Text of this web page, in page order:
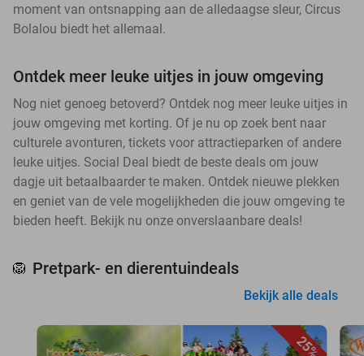
moment van ontsnapping aan de alledaagse sleur, Circus
Bolalou biedt het allemaal.
Ontdek meer leuke uitjes in jouw omgeving
Nog niet genoeg betoverd? Ontdek nog meer leuke uitjes in
jouw omgeving met korting. Of je nu op zoek bent naar
culturele avonturen, tickets voor attractieparken of andere
leuke uitjes. Social Deal biedt de beste deals om jouw
dagje uit betaalbaarder te maken. Ontdek nieuwe plekken
en geniet van de vele mogelijkheden die jouw omgeving te
bieden heeft. Bekijk nu onze onverslaanbare deals!
🦁 Pretpark- en dierentuindeals
Bekijk alle deals
25%